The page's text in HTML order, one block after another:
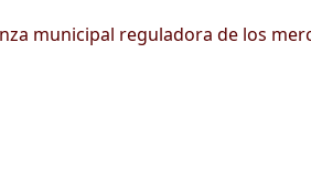
municipal reguladora de los